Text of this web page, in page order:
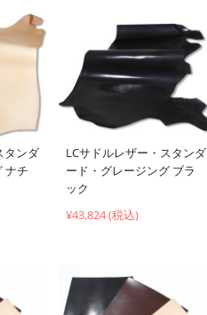
タンダ
ナチ
LCサドルレザー・スタンダ
ード・グレージング ブラ
ック
¥43,824 (税込)